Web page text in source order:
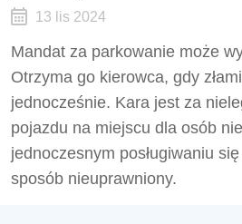
13 lis 2024
Mandat za parkowanie może
Otrzyma go kierowca, gdy
jednocześnie. Kara jest za
pojazdu na miejscu dla osób
jednoczesnym posługiwaniu
sposób nieuprawniony.